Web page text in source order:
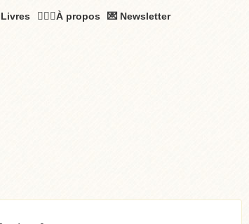
🧚🏻‍♂️À propos 💌 Newsletter